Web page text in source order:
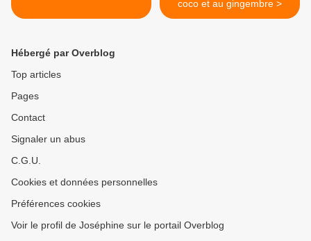
coco et au gingembre >
Hébergé par Overblog
Top articles
Pages
Contact
Signaler un abus
C.G.U.
Cookies et données personnelles
Préférences cookies
Voir le profil de Joséphine sur le portail Overblog